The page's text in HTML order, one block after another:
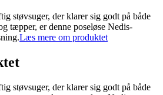
støvsuger, der klarer sig godt på både
tæpper, er denne poseløse Nedis-
Læs mere om produktet
støvsuger, der klarer sig godt på både